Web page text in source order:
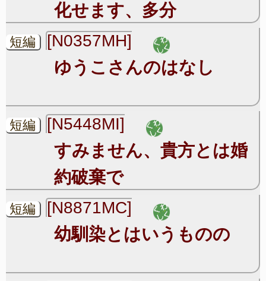
化せます、多分
短編 [N0357MH]
ゆうこさんのはなし
短編 [N5448MI]
すみません、貴方とは婚
約破棄で
短編 [N8871MC]
幼馴染とはいうものの